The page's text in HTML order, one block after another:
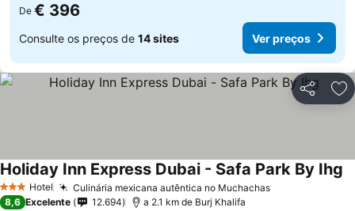
De € 396
Consulte os preços de 14 sites Ver preços
Partilhar
3 EstrelasHotel Culinária mexicana autêntica no Muchachas
Holiday Inn Express Dubai - Safa Park By Ihg
8,6 Excelente 12.694 a 2.1 km de Burj Khalifa